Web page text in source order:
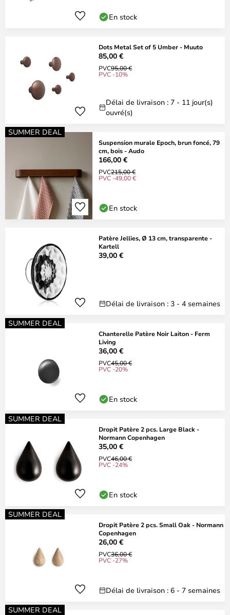
En stock
Dots Metal Set of 5 Umber - Muuto
85,00 €
PVC95,00 €
PVC -10%
Délai de livraison : 7 - 11 jour(s)
ouvré(s)
SUMMER DEAL
Suspension murale Epoch, brun foncé, 79
cm, bois - Audo
166,00 €
PVC215,00 €
PVC -49,00 €
En stock
Patère Jellies, Ø 13 cm, transparente -
Kartell
39,00 €
Délai de livraison : 3 - 4 semaines
SUMMER DEAL
Chanterelle Patère Noir Laiton - Ferm
Living
36,00 €
PVC45,00 €
PVC -20%
En stock
SUMMER DEAL
Dropit Patère 2 pcs. Large Black -
Normann Copenhagen
35,00 €
PVC46,00 €
PVC -24%
En stock
SUMMER DEAL
Dropit Patère 2 pcs. Small Oak - Normann
Copenhagen
26,00 €
PVC36,00 €
PVC -27%
Délai de livraison : 6 - 7 semaines
SUMMER DEAL